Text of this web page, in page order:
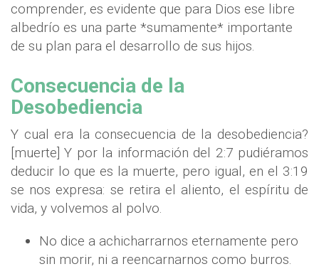
comprender, es evidente que para Dios ese libre
albedrío es una parte *sumamente* importante
de su plan para el desarrollo de sus hijos.
Consecuencia de la
Desobediencia
Y cual era la consecuencia de la desobediencia?
[muerte] Y por la información del 2:7 pudiéramos
deducir lo que es la muerte, pero igual, en el 3:19
se nos expresa: se retira el aliento, el espíritu de
vida, y volvemos al polvo.
No dice a achicharrarnos eternamente pero
sin morir, ni a reencarnarnos como burros.